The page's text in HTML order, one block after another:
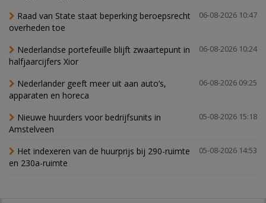
06-08-2026 10:47
Raad van State staat beperking beroepsrecht
overheden toe
06-08-2026 10:24
Nederlandse portefeuille blijft zwaartepunt in
halfjaarcijfers Xior
06-08-2026 09:25
Nederlander geeft meer uit aan auto’s,
apparaten en horeca
05-08-2026 15:18
Nieuwe huurders voor bedrijfsunits in
Amstelveen
05-08-2026 14:53
Het indexeren van de huurprijs bij 290-ruimte
en 230a-ruimte